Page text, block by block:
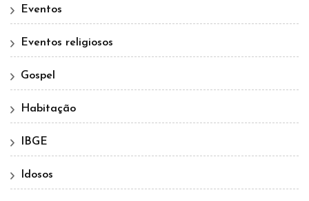
Eventos
Eventos religiosos
Gospel
Habitação
IBGE
Idosos